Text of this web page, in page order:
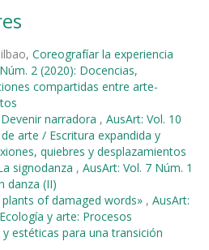
Coreografíar la experiencia
2 (2020): Docencias,
compartidas entre arte-
Devenir narradora , AusArt: Vol. 10
arte / Escritura expandida y
quiebres y desplazamientos
signodanza , AusArt: Vol. 7 Núm. 1
danza (II)
plants of damaged words» , AusArt:
y arte: Procesos
estéticas para una transición